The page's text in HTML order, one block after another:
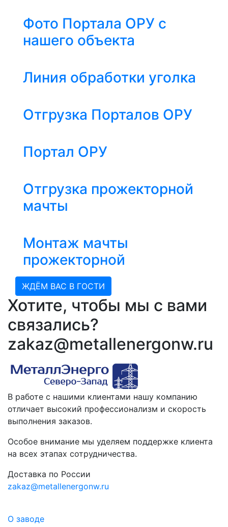
Фото Портала ОРУ с
нашего объекта
Линия обработки уголка
Отгрузка Порталов ОРУ
Портал ОРУ
Отгрузка прожекторной
мачты
Монтаж мачты
прожекторной
ЖДЁМ ВАС В ГОСТИ
Хотите, чтобы мы с вами
связались?
zakaz@metallenergonw.ru
В работе с нашими клиентами нашу компанию
отличает высокий профессионализм и скорость
выполнения заказов.
Особое внимание мы уделяем поддержке клиента
на всех этапах сотрудничества.
Доставка по России
zakaz@metallenergonw.ru
О заводе